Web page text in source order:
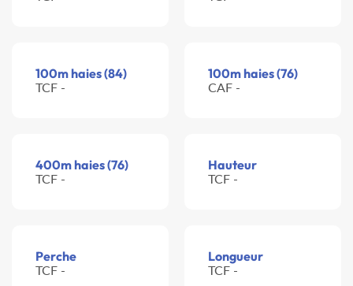
100m haies (84)
TCF -
100m haies (76)
CAF -
400m haies (76)
TCF -
Hauteur
TCF -
Perche
TCF -
Longueur
TCF -